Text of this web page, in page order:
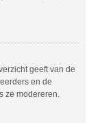
geeft van de
en de
ze modereren.